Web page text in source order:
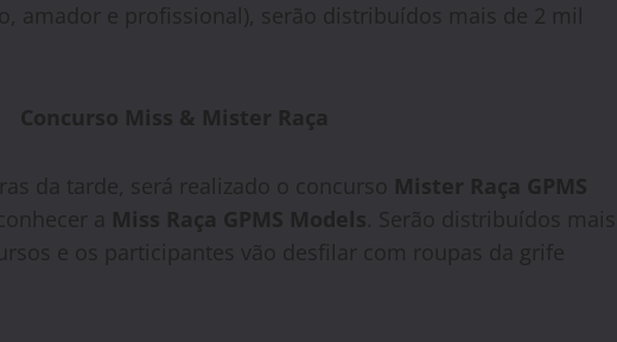
amador e profissional), serão distribuídos mais de 2 mil
Concurso Miss & Mister Raça
da tarde, será realizado o concurso Mister Raça GPMS
a Miss Raça GPMS Models. Serão distribuídos mais
e os participantes vão desfilar com roupas da grife